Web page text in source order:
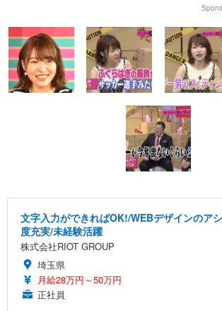
文字入力ができればOK!/WEBデザインのア
度充実/未経験活躍
株式会社RIOT GROUP
埼玉県
月給28万円～50万円
正社員